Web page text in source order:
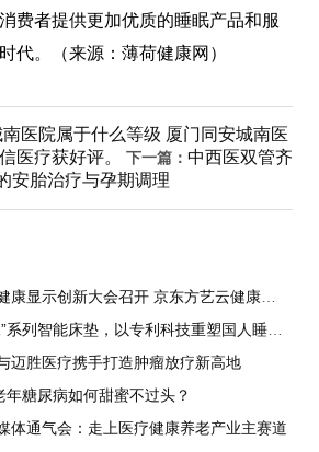
费者提供更加优质的睡眠产品和服
代。（来源：薄荷健康网）
医院属于什么等级 厦门同安城南医
医疗获好评。
下一篇： 中西医双管齐
安胎治疗与孕期调理
新大会召开 京东方艺云健康显示新品开启“械”字号时代
列智能床垫，以专利科技重塑国人睡眠体验
迈胜医疗携手打造肿瘤放疗新高地
年糖尿病如何甜蜜不过头？
体通气会：走上医疗健康养老产业主赛道